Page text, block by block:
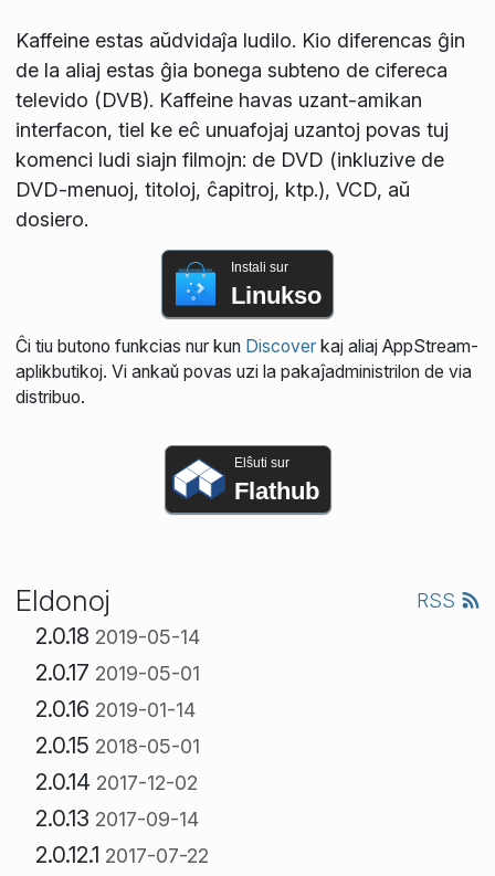
Kaffeine estas aŭdvidaĵa ludilo. Kio diferencas ĝin
de la aliaj estas ĝia bonega subteno de cifereca
televido (DVB). Kaffeine havas uzant-amikan
interfacon, tiel ke eĉ unuafojaj uzantoj povas tuj
komenci ludi siajn filmojn: de DVD (inkluzive de
DVD-menuoj, titoloj, ĉapitroj, ktp.), VCD, aŭ
dosiero.
Instali sur
Linukso
Ĉi tiu butono funkcias nur kun Discoverkaj aliaj AppStream-
aplikbutikoj. Vi ankaŭ povas uzi la pakaĵadministrilon de via
distribuo.
Elŝuti sur
Flathub
Eldonoj RSS
2.0.18 2019-05-14
2.0.17 2019-05-01
2.0.16 2019-01-14
2.0.15 2018-05-01
2.0.14 2017-12-02
2.0.13 2017-09-14
2.0.12.1 2017-07-22